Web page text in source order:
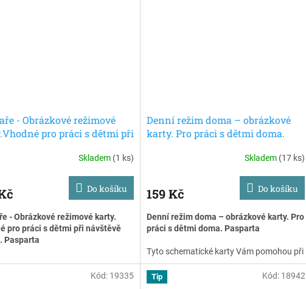
- Obrázkové režimové
pro práci s dětmi při
Skladem (1 ks)
Do košíku
- Obrázkové režimové karty.
pro práci s dětmi při návštěvě
Pasparta
u lékaře může být pro děti velmi
a stresující. Jak děti na návštěvu
Denní režim doma – obrázkové
karty. Pro práci s dětmi doma.
Skladem (17 ks)
159 Kč Do košíku
Denní režim doma – obrázkové karty. Pro
práci s dětmi doma. Pasparta
Tyto schematické karty Vám pomohou při
práci s dětmiv aktivitách plánovaných na
celý den.
Jednotlivé motivy jsou zaměřeny
na pobyt dítěte v domácím prostředí a na
Kód: 19335 Tip Kód: 18942